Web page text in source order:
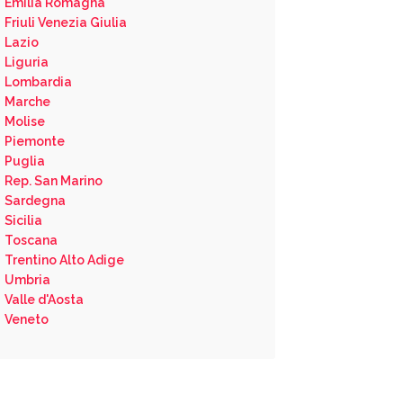
Friuli Venezia Giulia
Lazio
Liguria
Lombardia
Marche
Molise
Piemonte
Puglia
Rep. San Marino
Sardegna
Sicilia
Toscana
Trentino Alto Adige
Umbria
Valle d'Aosta
Veneto